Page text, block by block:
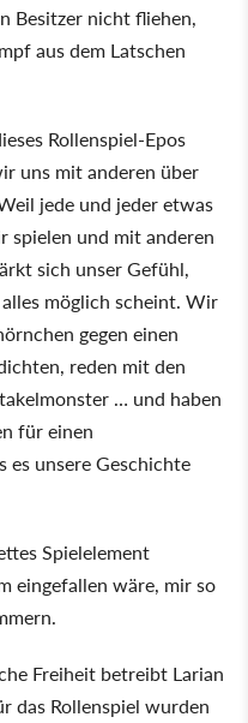
Besitzer nicht fliehen,
aus dem Latschen
Rollenspiel-Epos
uns mit anderen über
jede und jeder etwas
spielen und mit anderen
sich unser Gefühl,
möglich scheint. Wir
gegen einen
reden mit den
… und haben
für einen
es unsere Geschichte
Spielelement
eingefallen wäre, mir so
Freiheit betreibt Larian
das Rollenspiel wurden